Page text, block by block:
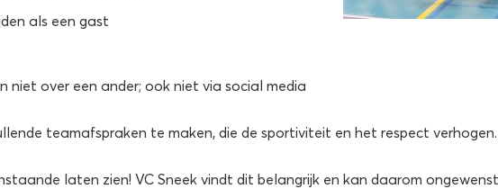
als een gast
niet over een ander; ook niet via social media
teamafspraken te maken, die de sportiviteit en het respect verhogen.
laten zien! VC Sneek vindt dit belangrijk en kan daarom ongewenst